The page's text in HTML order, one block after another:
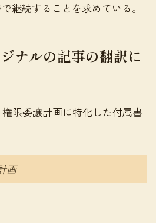
継続することを求めている。
ナルの記事の翻訳に
権限委譲計画に特化した付属書
画